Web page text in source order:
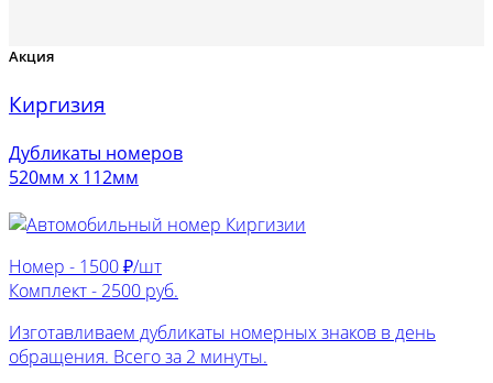
Акция
Киргизия
Дубликаты номеров
520мм х 112мм
Номер - 1500 ₽/шт
Комплект - 2500 руб.
Изготавливаем дубликаты номерных знаков в день
обращения. Всего за 2 минуты.